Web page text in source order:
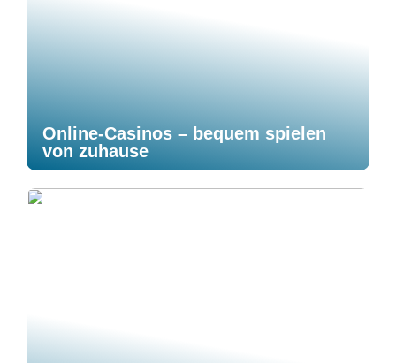
Online-Casinos – bequem spielen
von zuhause